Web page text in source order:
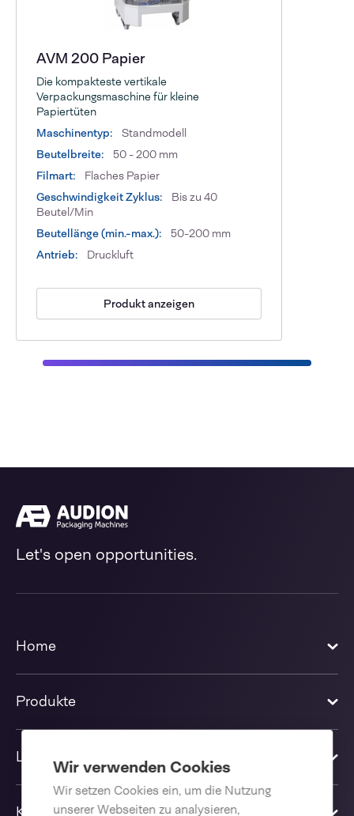
Wir verwenden Cookies
Wir setzen Cookies ein, um die Nutzung
unserer Webseiten zu analysieren,
AVM 200 Papier
Die kompakteste vertikale
Verpackungsmaschine für kleine
Papiertüten
Maschinentyp:
Standmodell
Beutelbreite:
50 - 200 mm
Filmart:
Flaches Papier
Geschwindigkeit Zyklus:
Bis zu 40
Beutel/Min
Beutellänge (min.-max.):
50-200 mm
Antrieb:
Druckluft
Produkt anzeigen
Let's open opportunities.
Home
Produkte
Lösungen
Kontakt